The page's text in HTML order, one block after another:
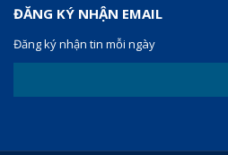
ĐĂNG KÝ NHẬN EMAIL
Đăng ký nhận tin mỗi ngày